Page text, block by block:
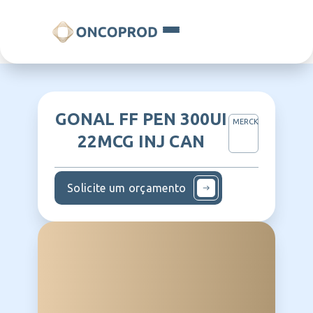
GONAL FF PEN 300UI
22MCG INJ CAN
MERCK
Solicite um orçamento